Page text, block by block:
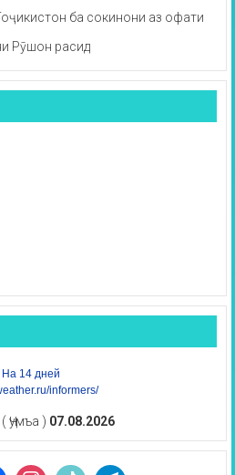
ба сокинони аз офати
Рӯшон расид
На 14 дней
informers/
Ҷумъа ) 07.08.2026